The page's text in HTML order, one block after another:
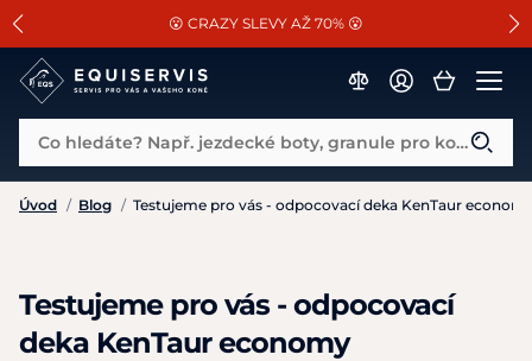
SLEVA 13% na vše od Cassini!
😮 CRAZY SLEVY AŽ 70% 😮
📐Pasování a doplňky k vybraným sedlům ZDARMA 🐴
Co hledáte? Např. jezdecké boty, granule pro koně...
Úvod / Blog / Testujeme pro Vás
/ Testujeme pro vás - odpocovací deka KenTaur
Testujeme pro vás - odpocovací
deka KenTaur economy